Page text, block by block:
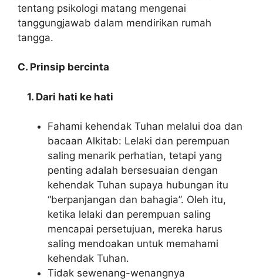
tentang psikologi matang mengenai
tanggungjawab dalam mendirikan rumah
tangga.
C. Prinsip bercinta
1. Dari hati ke hati
Fahami kehendak Tuhan melalui doa dan
bacaan Alkitab: Lelaki dan perempuan
saling menarik perhatian, tetapi yang
penting adalah bersesuaian dengan
kehendak Tuhan supaya hubungan itu
“berpanjangan dan bahagia”. Oleh itu,
ketika lelaki dan perempuan saling
mencapai persetujuan, mereka harus
saling mendoakan untuk memahami
kehendak Tuhan.
Tidak sewenang-wenangnya